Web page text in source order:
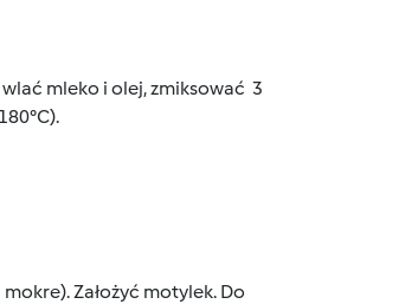
wlać mleko i olej, zmiksować 3
Założyć motylek. Do